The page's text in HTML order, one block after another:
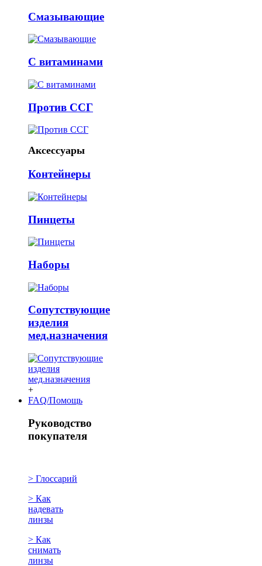
Смазывающие
С витаминами
Против ССГ
Аксессуары
Контейнеры
Пинцеты
Наборы
Сопутствующие
изделия
мед.назначения
+
FAQ/Помощь
Руководство
покупателя
> Глоссарий
> Как
надевать
линзы
> Как
снимать
линзы